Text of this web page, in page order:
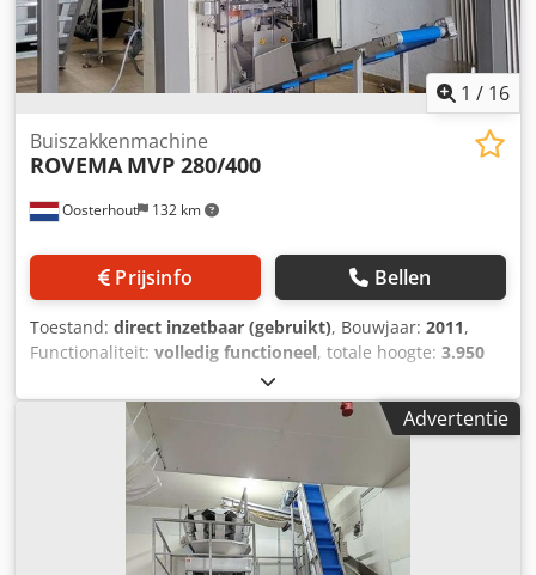
1 / 16
Oosterhout 132 km
Buiszakkenmachine
ROVEMA MVP 280/400
Prijsinfo Bellen
Toestand: direct inzetbaar (gebruikt), Bouwjaar: 2011,
Functionaliteit: volledig functioneel, totale hoogte: 3.950
6.691 mm
verpakkingslijn is direct inzetbaar. De Rovema MVP
280/400 (2011) is in 2022/2023 volledig gereviseerd en
opnieuw opgebouwd door DL Packaging en is sindsdien
slechts beperkt gebruikt. Beschikbaar voor soort
verpakking: Block bottom bag en Pillow bag De
verpakkingslijn bestaat uit: Csdpfjzi Ebcjx Apnsha
Producttoevoerband Meerkopsweger (10–1.000 g, tot 65
Advertentie